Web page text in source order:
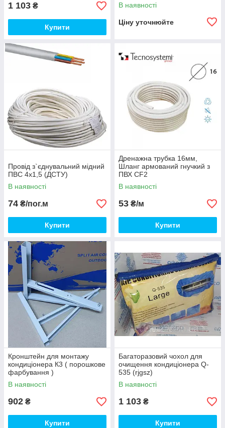
1 103 ₴
Купити
В наявності
Ціну уточнюйте
Провід з`єднувальний мідний
ПВС 4х1,5 (ДСТУ)
В наявності
74 ₴/пог.м
Купити
Дренажна трубка 16мм,
Шланг армований гнучкий з
ПВХ CF2
В наявності
53 ₴/м
Купити
Кронштейн для монтажу
кондиціонера К3 ( порошкове
фарбування )
В наявності
902 ₴
Купити
Багаторазовий чохол для
очищення кондиціонера Q-
535 (rjgsz)
В наявності
1 103 ₴
Купити